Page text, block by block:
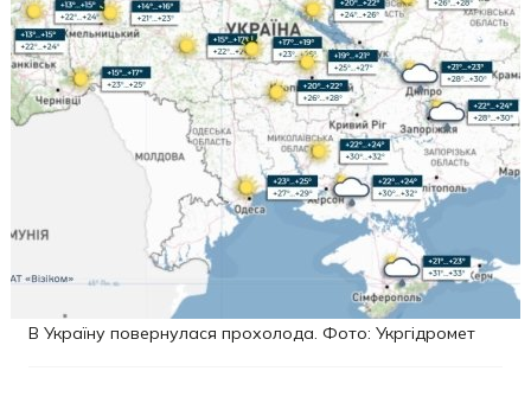
В Україну повернулася прохолода. Фото: Укргідромет